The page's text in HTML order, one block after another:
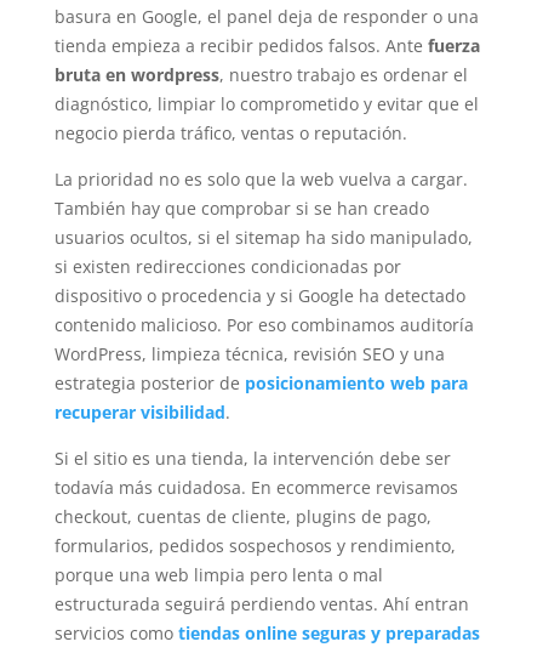
basura en Google, el panel deja de responder o una
tienda empieza a recibir pedidos falsos. Ante fuerza
bruta en wordpress, nuestro trabajo es ordenar el
diagnóstico, limpiar lo comprometido y evitar que el
negocio pierda tráfico, ventas o reputación.
La prioridad no es solo que la web vuelva a cargar.
También hay que comprobar si se han creado
usuarios ocultos, si el sitemap ha sido manipulado,
si existen redirecciones condicionadas por
dispositivo o procedencia y si Google ha detectado
contenido malicioso. Por eso combinamos auditoría
WordPress, limpieza técnica, revisión SEO y una
estrategia posterior de posicionamiento web para
recuperar visibilidad.
Si el sitio es una tienda, la intervención debe ser
todavía más cuidadosa. En ecommerce revisamos
checkout, cuentas de cliente, plugins de pago,
formularios, pedidos sospechosos y rendimiento,
porque una web limpia pero lenta o mal
estructurada seguirá perdiendo ventas. Ahí entran
servicios como tiendas online seguras y preparadas